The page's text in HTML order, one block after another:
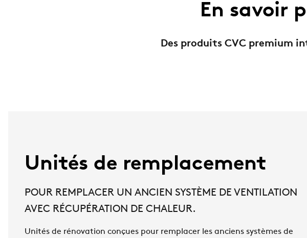
En savoir
Des produits CVC premium
Unités de remplacement
POUR REMPLACER UN ANCIEN SYSTÈME DE VENTILATION
AVEC RÉCUPÉRATION DE CHALEUR.
Unités de rénovation conçues pour remplacer les anciens systèmes de